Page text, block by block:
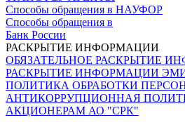
Способы обращения в НАУФОР
Способы обращения в
Банк России
РАСКРЫТИЕ ИНФОРМАЦИИ
ОБЯЗАТЕЛЬНОЕ РАСКРЫТИЕ
РАСКРЫТИЕ ИНФОРМАЦИИ
ПОЛИТИКА ОБРАБОТКИ
АНТИКОРРУПЦИОННАЯ
АКЦИОНЕРАМ АО "СРК"